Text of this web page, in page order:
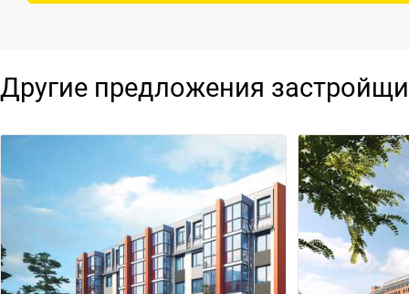
Другие предложения